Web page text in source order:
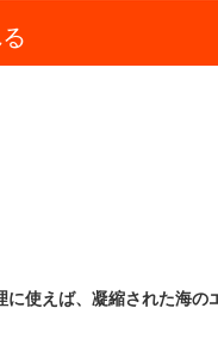
使えば、凝縮された海の